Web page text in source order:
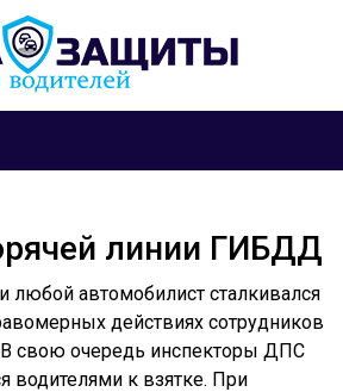
линии ГИБДД
любой автомобилист сталкивался
действиях сотрудников
В свою очередь инспекторы ДПС
водителями к взятке. При